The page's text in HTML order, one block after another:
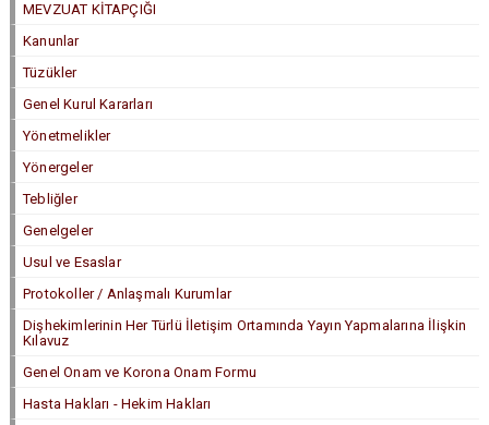
MEVZUAT KİTAPÇIĞI
Kanunlar
Tüzükler
Genel Kurul Kararları
Yönetmelikler
Yönergeler
Tebliğler
Genelgeler
Usul ve Esaslar
Protokoller / Anlaşmalı Kurumlar
Dişhekimlerinin Her Türlü İletişim Ortamında Yayın Yapmalarına İlişkin
Kılavuz
Genel Onam ve Korona Onam Formu
Hasta Hakları - Hekim Hakları